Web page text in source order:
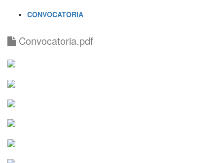
CONVOCATORIA
Convocatoria.pdf